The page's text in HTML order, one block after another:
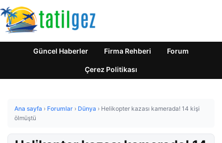
Güncel Haberler Firma Rehberi Forum
Çerez Politikası
Ana sayfa › Forumlar › Dünya › Helikopter kazası kamerada! 14 kişi
ölmüştü